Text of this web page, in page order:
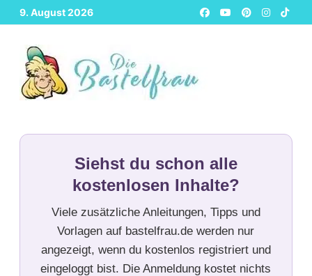
Zurück
zum
Inhalt
9. August 2026
Siehst du schon alle
kostenlosen Inhalte?
Viele zusätzliche Anleitungen, Tipps und
Vorlagen auf bastelfrau.de werden nur
angezeigt, wenn du kostenlos registriert und
eingeloggt bist. Die Anmeldung kostet nichts